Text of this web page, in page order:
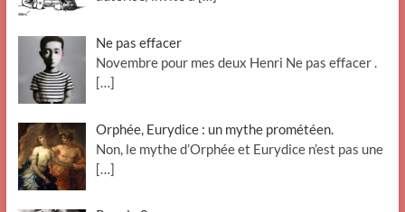
Ne pas effacer
Novembre pour mes deux Henri Ne pas effacer .
[…]
Orphée, Eurydice : un mythe prométéen.
Non, le mythe d’Orphée et Eurydice n’est pas une
[…]